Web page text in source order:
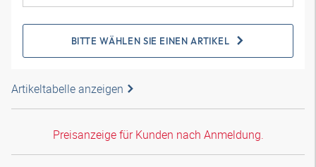
BITTE WÄHLEN SIE EINEN ARTIKEL
Artikeltabelle anzeigen
Preisanzeige für Kunden nach Anmeldung.